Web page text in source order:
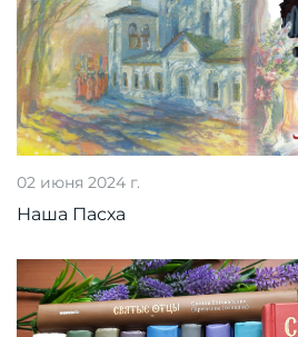
02 июня 2024 г.
Наша Пасха